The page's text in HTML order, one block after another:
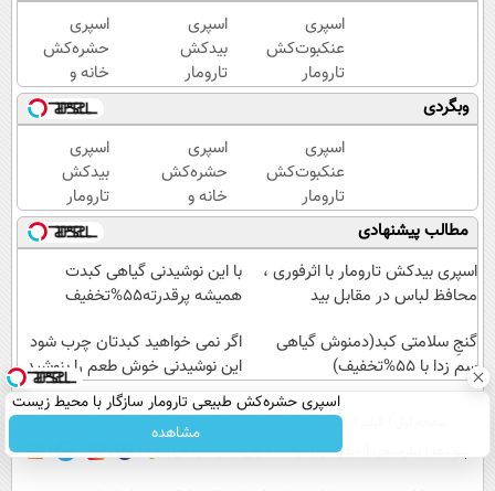
اسپری
عنکبوت‌‌کش
تارومار
ازبین‌برنده
انواع
عنکبوت
اسپری
بیدکش
تارومار
با
اثرفوری
،
محافظ
لباس
در
مقابل
بید
اسپری
حشره‌کش
خانه و
گیاهان
خانگی،
نابودکننده
انواع
حشرات
خانگی و
آفات
وبگردی
اسپری
عنکبوت‌‌کش
تارومار
ازبین‌برنده
انواع
عنکبوت
اسپری
حشره‌کش
خانه و
گیاهان
خانگی،
نابودکننده
انواع
خانگی و
آفات
اسپری
بیدکش
تارومار
با
اثرفوری
،
محافظ
در
مقابل
بید
مطالب پیشنهادی
اسپری بیدکش تارومار با اثرفوری ،
محافظ لباس در مقابل بید
با این نوشیدنی گیاهی کبدت
همیشه پرقدرته55%تخفیف
گنجِ سلامتی کبد(دمنوش گیاهی
سم زدا با 55%تخفیف)
اگر نمی خواهید کبدتان چرب شود
این نوشیدنی خوش طعم را بنوشید
اسپری حشره‌کش طبیعی تارومار سازگار با محیط زیست
و با محافظت طبیعی
مشاهده عصر ایران۲ تماس با ما
آب و هوا اوقات شرعی سواد زندگی